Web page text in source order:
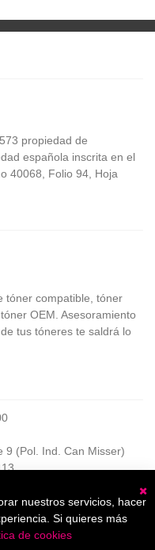
propiedad de
española inscrita en el
40068, Folio 94, Hoja
tóner compatible, tóner
OEM. Asesoramiento
tus tóneres te saldrá lo
9 (Pol. Ind. Can Misser)
nuestros servicios, hacer
Si quieres más
de cookies